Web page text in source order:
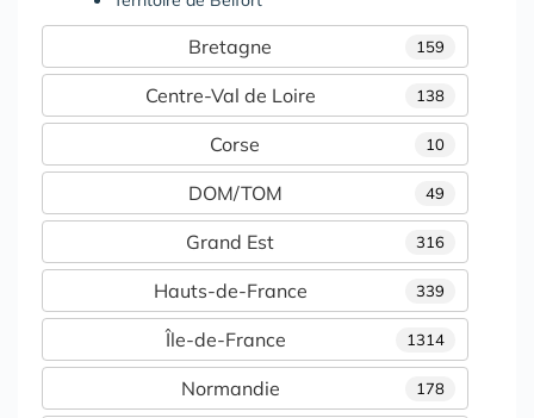
159
Bretagne
138
Centre-Val de Loire
10
Corse
49
DOM/TOM
316
Grand Est
339
Hauts-de-France
1314
Île-de-France
178
Normandie